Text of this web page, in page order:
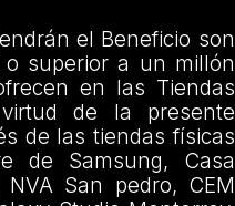
el Beneficio son
superior a un millón
en las Tiendas
de la presente
de las tiendas físicas
de Samsung, Casa
San pedro, CEM